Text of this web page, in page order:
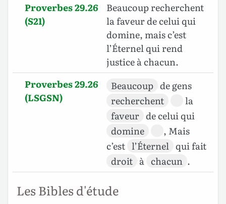
Proverbes 29.26
(S21)
Beaucoup recherchent
la faveur de celui qui
domine, mais c’est
l’Éternel qui rend
justice à chacun.
Proverbes 29.26
(LSGSN)
Beaucoup de gens
recherchent
la
faveur de celui qui
domine
, Mais
c’est l’Éternel qui fait
droit à chacun .
Les Bibles d'étude